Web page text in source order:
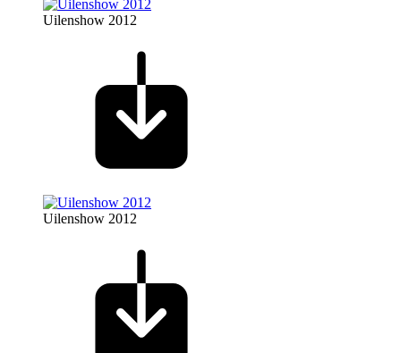
Uilenshow 2012
Uilenshow 2012